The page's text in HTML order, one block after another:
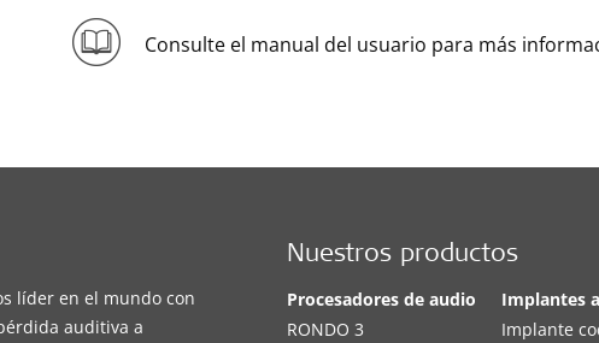
Consulte el manual del usuario para más
líder en el mundo con
auditiva a
Nuestros productos
Procesadores de audio
RONDO 3
Implantes
Implante